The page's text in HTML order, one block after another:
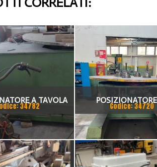
A TAVOLA
SIMAC
34782
SALDATURA A
GIREVOLE
MECOME TRP
Codice: 34720